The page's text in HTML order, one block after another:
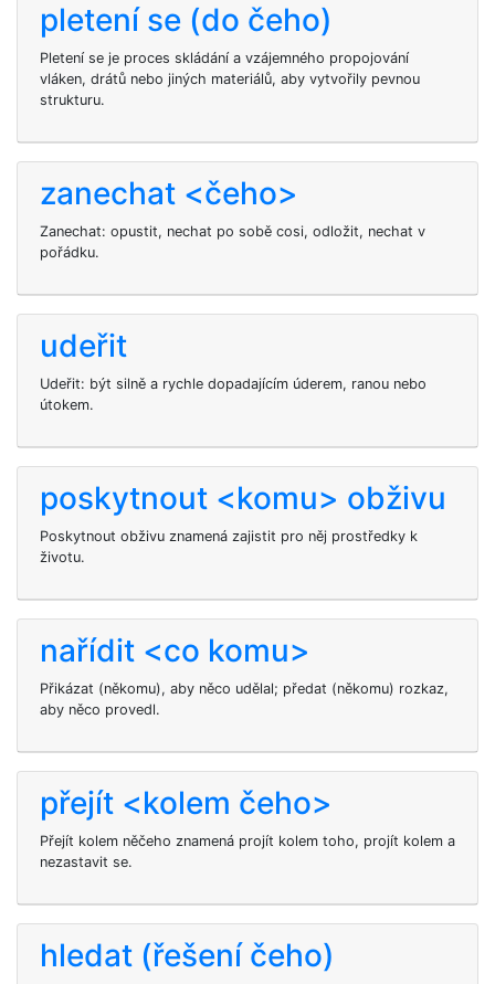
pletení se (do čeho)
Pletení se je proces skládání a vzájemného propojování
vláken, drátů nebo jiných materiálů, aby vytvořily pevnou
strukturu.
zanechat <čeho>
Zanechat: opustit, nechat po sobě cosi, odložit, nechat v
pořádku.
udeřit
Udeřit: být silně a rychle dopadajícím úderem, ranou nebo
útokem.
poskytnout <komu> obživu
Poskytnout obživu znamená zajistit pro něj prostředky k
životu.
nařídit <co komu>
Přikázat (někomu), aby něco udělal; předat (někomu) rozkaz,
aby něco provedl.
přejít <kolem čeho>
Přejít kolem něčeho znamená projít kolem toho, projít kolem a
nezastavit se.
hledat (řešení čeho)